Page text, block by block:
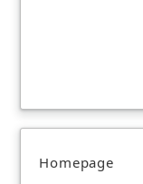
Homepage